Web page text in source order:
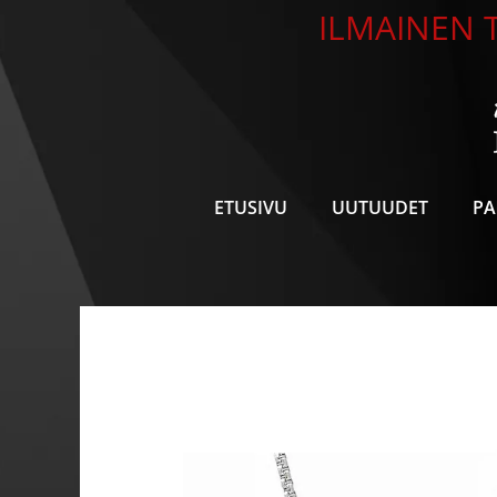
ILMAINEN
ETUSIVU UUTUUDET